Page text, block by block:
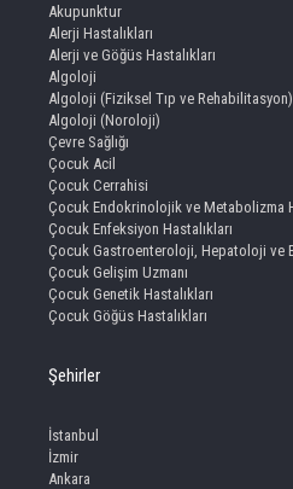
Akupunktur
Alerji Hastalıkları
Alerji ve Göğüs Hastalıkları
Algoloji
Algoloji (Fiziksel Tıp ve Rehabilitasyon)
Algoloji (Noroloji)
Çevre Sağlığı
Çocuk Acil
Çocuk Cerrahisi
Çocuk Endokrinolojik ve Metabolizma
Çocuk Enfeksiyon Hastalıkları
Çocuk Gastroenteroloji, Hepatoloji ve
Çocuk Gelişim Uzmanı
Çocuk Genetik Hastalıkları
Çocuk Göğüs Hastalıkları
Şehirler
İstanbul
İzmir
Ankara